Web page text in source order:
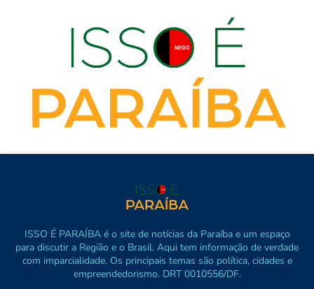
ISSO É PARAÍBA é o site de notícias da Paraíba e um espaço
para discutir a Região e o Brasil. Aqui tem informação de verdade
com imparcialidade. Os principais temas são política, cidades e
empreendedorismo. DRT 0010556/DF.